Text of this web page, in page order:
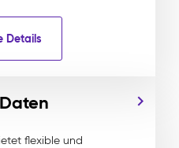
Details
flexible und